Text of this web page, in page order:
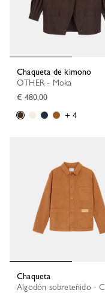
Chaqueta de kimono
OTHER - Moka
€ 480,00
+ 4
Chaqueta
Algodón sobreteñido -